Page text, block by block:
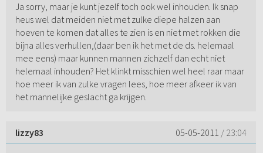
Ja sorry, maar je kunt jezelf toch ook wel inhouden. Ik snap
heus wel dat meiden niet met zulke diepe halzen aan
hoeven te komen dat alles te zien is en niet met rokken die
bijna alles verhullen,(daar ben ik het met de ds. helemaal
mee eens) maar kunnen mannen zichzelf dan echt niet
helemaal inhouden? Het klinkt misschien wel heel raar maar
hoe meer ik van zulke vragen lees, hoe meer afkeer ik van
het mannelijke geslacht ga krijgen.
lizzy83 05-05-2011 / 23:04